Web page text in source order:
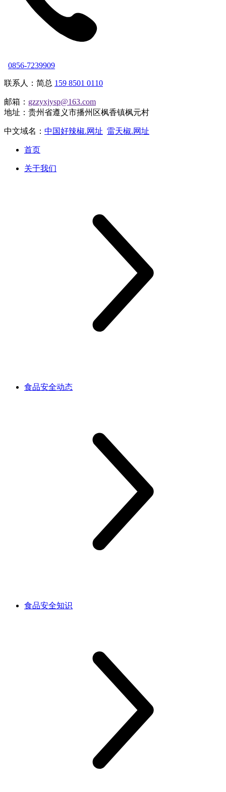
0856-7239909
联系人：简总 159 8501 0110
邮箱： gzzyxjysp@163.com
地址：贵州省遵义市播州区枫香镇枫元村
中文域名： 中国好辣椒.网址 雷天椒.网址
首页
关于我们
食品安全动态
食品安全知识